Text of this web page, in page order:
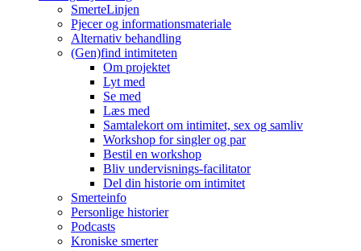
SmerteLinjen
Pjecer og informationsmateriale
Alternativ behandling
(Gen)find intimiteten
Om projektet
Lyt med
Se med
Læs med
Samtalekort om intimitet, sex og samliv
Workshop for singler og par
Bestil en workshop
Bliv undervisnings-facilitator
Del din historie om intimitet
Smerteinfo
Personlige historier
Podcasts
Kroniske smerter